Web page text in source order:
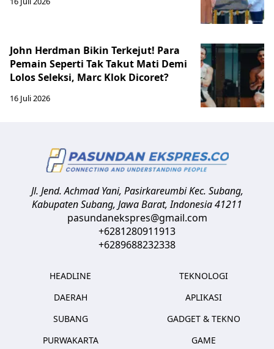
John Herdman Bikin Terkejut! Para
Pemain Seperti Tak Takut Mati Demi
Lolos Seleksi, Marc Klok Dicoret?
16 Juli 2026
Jl. Jend. Achmad Yani, Pasirkareumbi Kec. Subang,
Kabupaten Subang, Jawa Barat,Indonesia41211
pasundanekspres@gmail.com
+6281280911913
+6289688232338
HEADLINE
DAERAH
SUBANG
PURWAKARTA
TEKNOLOGI
APLIKASI
GADGET & TEKNO
GAME